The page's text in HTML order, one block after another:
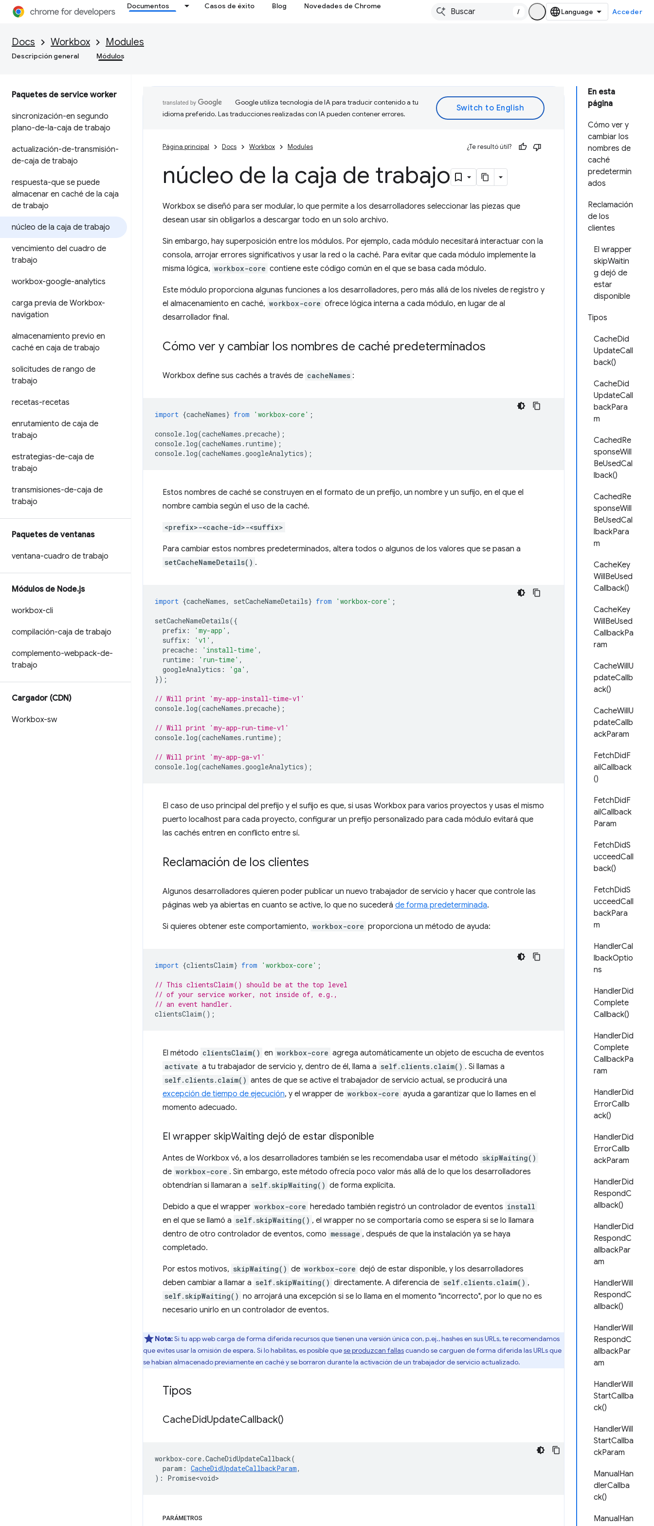
Documentos Casos de éxito Blog Novedades de Chrome
/ Acceder
Docs Workbox Modules
Descripción general Módulos
Paquetes de service worker
sincronización-en segundo
plano-de-la-caja de trabajo
actualización-de-transmisión-
de-caja de trabajo
respuesta-que se puede
almacenar en caché de la caja
de trabajo
núcleo de la caja de trabajo
vencimiento del cuadro de
trabajo
workbox-google-analytics
carga previa de Workbox-
navigation
almacenamiento previo en
caché en caja de trabajo
solicitudes de rango de
trabajo
recetas-recetas
enrutamiento de caja de
trabajo
estrategias-de-caja de
trabajo
transmisiones-de-caja de
trabajo
Paquetes de ventanas
ventana-cuadro de trabajo
Módulos de Node.js
workbox-cli
compilación-caja de trabajo
complemento-webpack-de-
trabajo
Cargador (CDN)
Workbox-sw
En esta
página
Cómo ver y
cambiar los
nombres de
caché
predetermin
ados
Reclamación
de los
clientes
El wrapper
skipWaitin
g dejó de
estar
disponible
Tipos
CacheDid
UpdateCall
back()
CacheDid
UpdateCall
backPara
m
CachedRe
sponseWill
BeUsedCal
lback()
CachedRe
sponseWill
BeUsedCal
lbackPara
m
CacheKey
WillBeUsed
Callback()
CacheKey
WillBeUsed
CallbackPa
ram
CacheWillU
pdateCallb
ack()
CacheWillU
pdateCallb
ackParam
FetchDidF
ailCallback
()
FetchDidF
ailCallback
Param
FetchDidS
ucceedCall
back()
FetchDidS
ucceedCall
backPara
m
HandlerCal
lbackOptio
ns
HandlerDid
Complete
Callback()
HandlerDid
Complete
CallbackPa
ram
HandlerDid
ErrorCallb
ack()
HandlerDid
ErrorCallb
ackParam
HandlerDid
RespondC
allback()
HandlerDid
RespondC
allbackPar
am
HandlerWill
RespondC
allback()
HandlerWill
RespondC
allbackPar
am
HandlerWill
StartCallba
ck()
HandlerWill
StartCallba
ckParam
ManualHan
dlerCallba
ck()
ManualHan
Google utiliza tecnología de IA para traducir contenido a tu
idioma preferido. Las traducciones realizadas con IA pueden contener errores.
Página principal Docs Workbox Modules ¿Te resultó útil?
núcleo de la caja de trabajo
Workbox se diseñó para ser modular, lo que permite a los desarrolladores seleccionar las piezas que
desean usar sin obligarlos a descargar todo en un solo archivo.
Sin embargo, hay superposición entre los módulos. Por ejemplo, cada módulo necesitará interactuar con la
consola, arrojar errores significativos y usar la red o la caché. Para evitar que cada módulo implemente la
misma lógica, workbox-core contiene este código común en el que se basa cada módulo.
Este módulo proporciona algunas funciones a los desarrolladores, pero más allá de los niveles de registro y
el almacenamiento en caché, workbox-core ofrece lógica interna a cada módulo, en lugar de al
desarrollador final.
Cómo ver y cambiar los nombres de caché predeterminados
Workbox define sus cachés a través de cacheNames :
import {cacheNames} from 'workbox-core' ;
console. log(cacheNames .precache);
console. log(cacheNames . runtime);
console. log(cacheNames .googleAnalytics);
Estos nombres de caché se construyen en el formato de un prefijo, un nombre y un sufijo, en el que el
nombre cambia según el uso de la caché.
<prefix>-<cache-id>-<suffix>
Para cambiar estos nombres predeterminados, altera todos o algunos de los valores que se pasan a
setCacheNameDetails() .
import {cacheNames, setCacheNameDetails} from 'workbox-core' ;
setCacheNameDetails({
prefix : 'my-app' ,
suffix : 'v1' ,
precache : 'install-time' ,
runtime : 'run-time' ,
googleAnalytics : 'ga' ,
});
// Will print 'my-app-install-time-v1'
console. log(cacheNames .precache);
// Will print 'my-app-run-time-v1'
console. log(cacheNames . runtime);
// Will print 'my-app-ga-v1'
console. log(cacheNames .googleAnalytics);
El caso de uso principal del prefijo y el sufijo es que, si usas Workbox para varios proyectos y usas el mismo
puerto localhost para cada proyecto, configurar un prefijo personalizado para cada módulo evitará que
las cachés entren en conflicto entre sí.
Reclamación de los clientes
Algunos desarrolladores quieren poder publicar un nuevo trabajador de servicio y hacer que controle las
páginas web ya abiertas en cuanto se active, lo que no sucederá de forma predeterminada.
Si quieres obtener este comportamiento, workbox-core proporciona un método de ayuda:
import {clientsClaim} from 'workbox-core' ;
// This clientsClaim() should be at the top level
// of your service worker, not inside of, e.g.,
// an event handler.
clientsClaim();
El método clientsClaim() en workbox-core agrega automáticamente un objeto de escucha de eventos
activate a tu trabajador de servicio y, dentro de él, llama a self.clients.claim() . Si llamas a
self.clients.claim() antes de que se active el trabajador de servicio actual, se producirá una
excepción de tiempo de ejecución, y el wrapper de workbox-core ayuda a garantizar que lo llames en el
momento adecuado.
El wrapper skipWaiting dejó de estar disponible
Antes de Workbox v6, a los desarrolladores también se les recomendaba usar el método skipWaiting()
de workbox-core . Sin embargo, este método ofrecía poco valor más allá de lo que los desarrolladores
obtendrían si llamaran a self.skipWaiting() de forma explícita.
Debido a que el wrapper workbox-core heredado también registró un controlador de eventos install
en el que se llamó a self.skipWaiting() , el wrapper no se comportaría como se espera si se lo llamara
dentro de otro controlador de eventos, como message , después de que la instalación ya se haya
completado.
Por estos motivos, skipWaiting() de workbox-core dejó de estar disponible, y los desarrolladores
deben cambiar a llamar a self.skipWaiting() directamente. A diferencia de self.clients.claim() ,
self.skipWaiting() no arrojará una excepción si se lo llama en el momento "incorrecto", por lo que no es
necesario unirlo en un controlador de eventos.
Nota:Si tu app web carga de forma diferida recursos que tienen una versión única con, p.ej., hashes en sus URLs, te recomendamos
que evites usar la omisión de espera. Si lo habilitas, es posible quese produzcan fallascuando se carguen de forma diferida las URLs que
se habían almacenado previamente en caché y se borraron durante la activación de un trabajador de servicio actualizado.
Tipos
CacheDidUpdateCallback()
workbox-core.CacheDidUpdateCallback(
param : CacheDidUpdateCallbackParam,
) : Promise<void>
PARÁMETROS